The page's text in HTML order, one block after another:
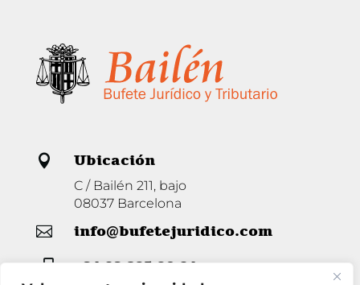
 Ubicación
C / Bailén 211, bajo
08037 Barcelona
 info@bufetejuridico.com
 +34 93 285 80 94